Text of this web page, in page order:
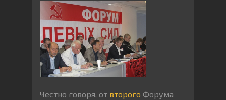
Честно говоря, от второго Форума